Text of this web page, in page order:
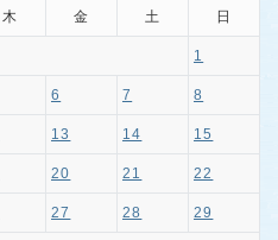
木 金 土 日
1
6 7 8
13 14 15
20 21 22
27 28 29